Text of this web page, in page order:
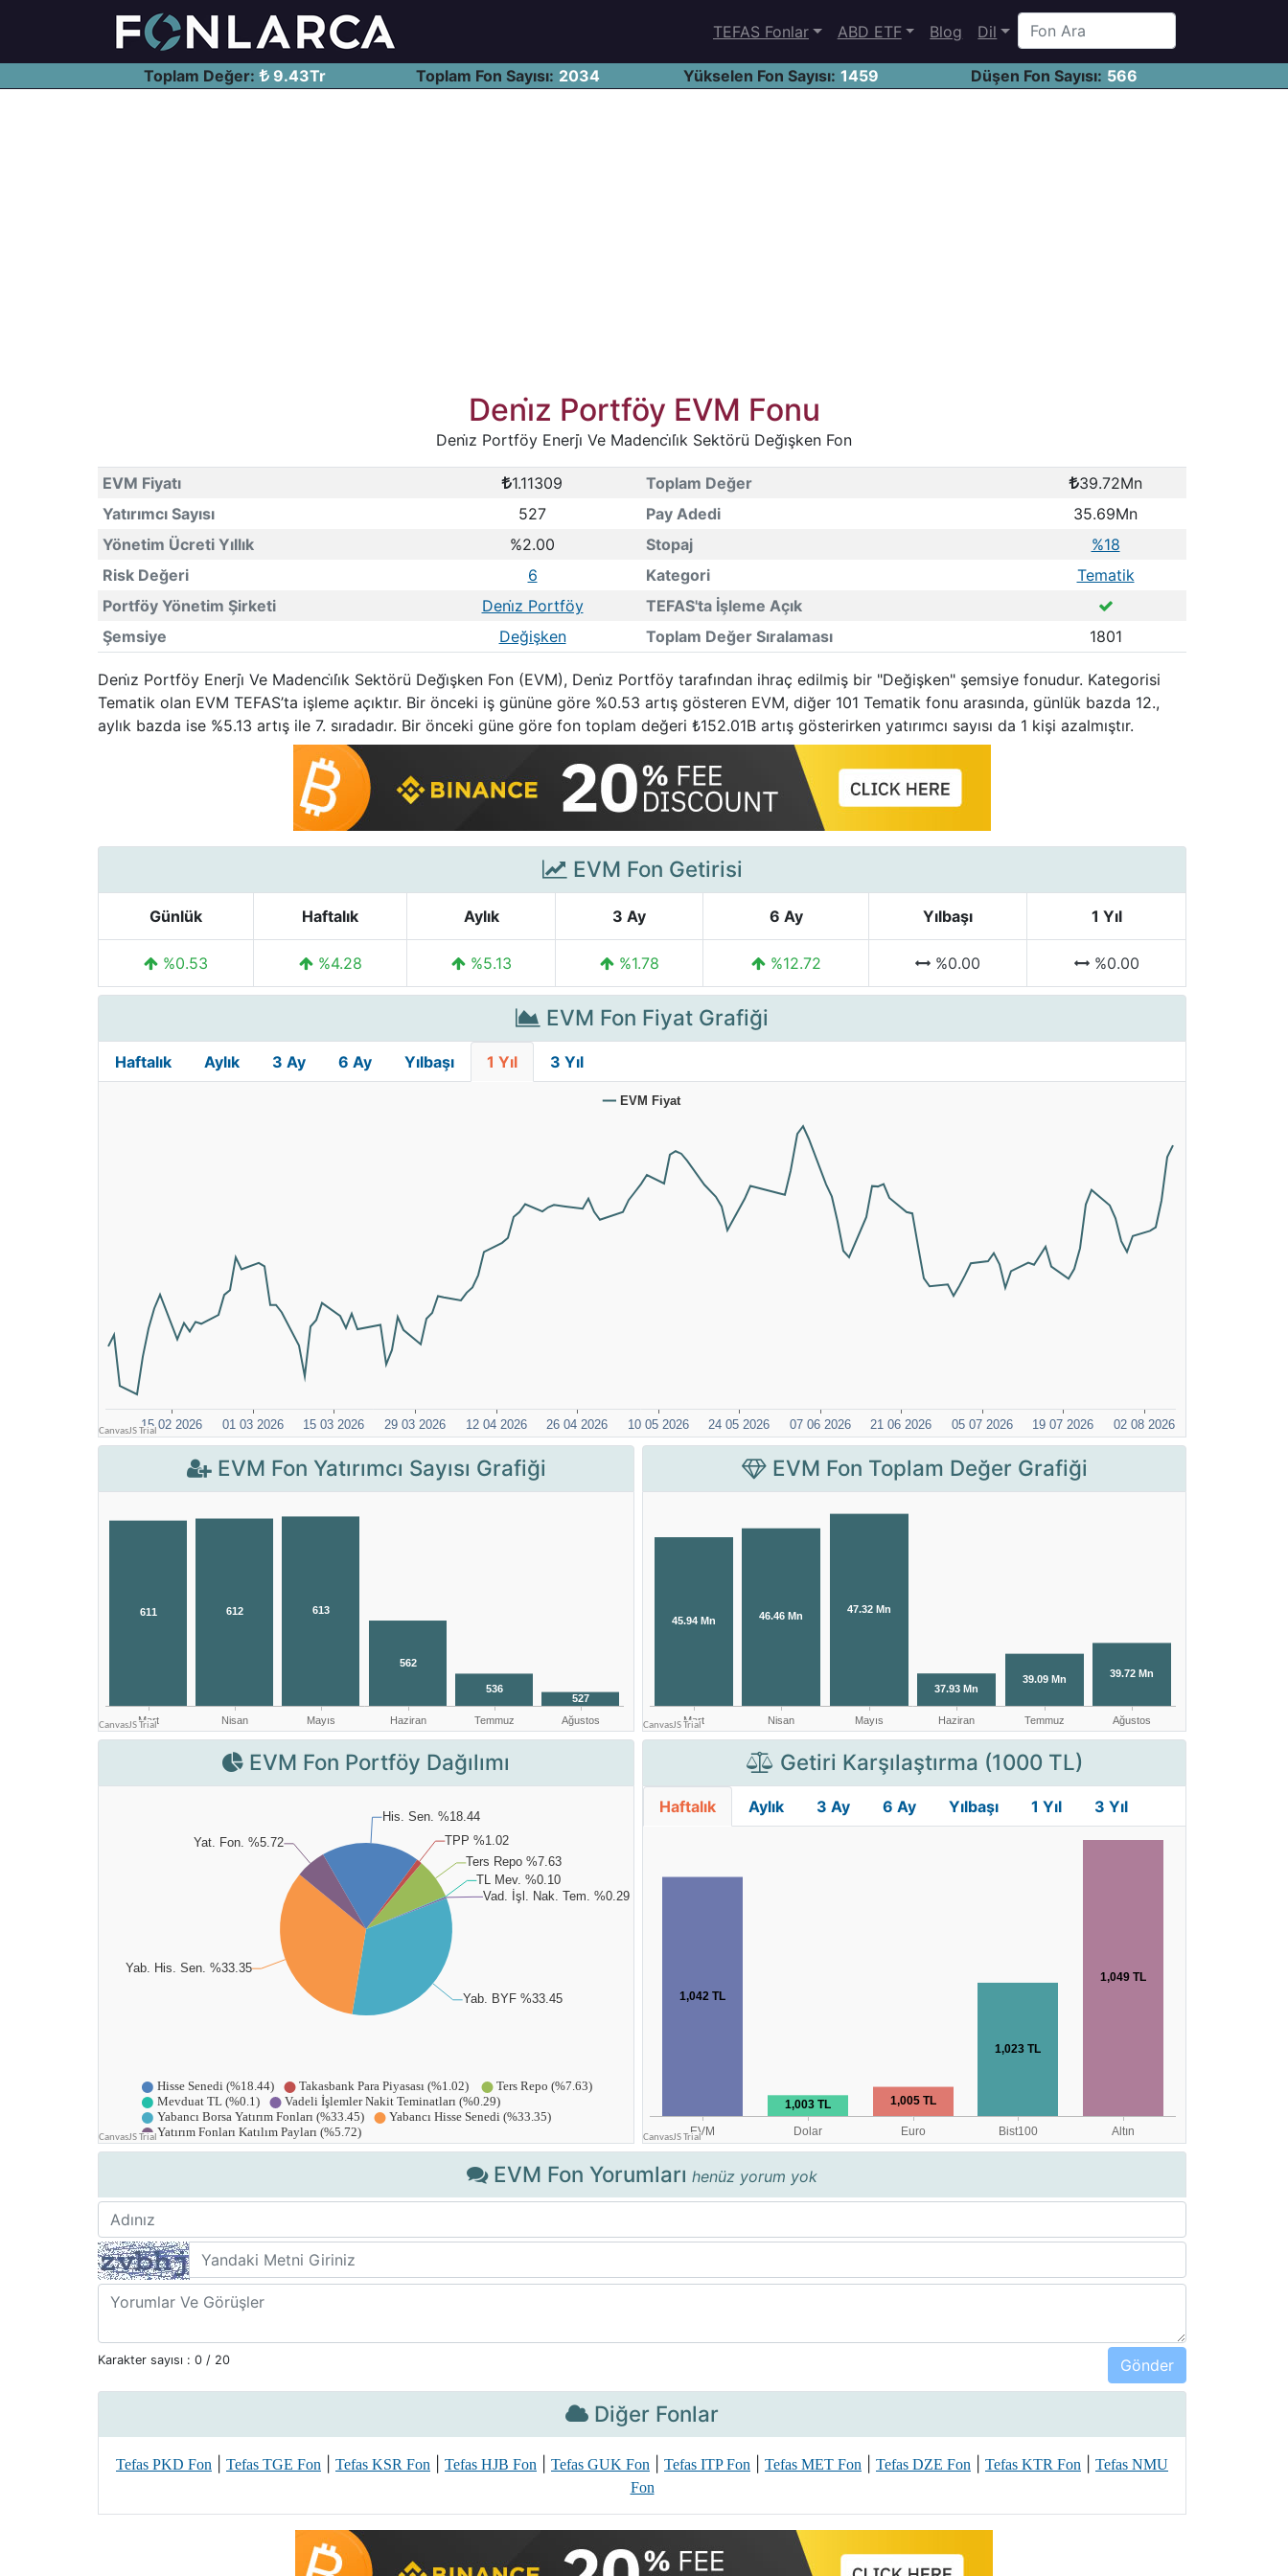
TEFAS Fonlar ABD ETF Blog Dil
Toplam Değer: 9.43Tr Toplam Fon Sayısı: 2034 Yükselen Fon Sayısı: 1459 Düşen Fon Sayısı: 566
Deni̇z Portföy EVM Fonu
Deni̇z Portföy Enerji̇ Ve Madenci̇li̇k Sektörü Deği̇şken Fon
EVM Fiyatı 1.11309 Toplam Değer
39.72Mn
Yatırımcı Sayısı
527 Pay Adedi
35.69Mn
Yönetim Ücreti Yıllık
%2.00 Stopaj
%18
Risk Değeri
6 Kategori
Tematik
Portföy Yönetim Şirketi
Deni̇z Portföy
TEFAS'ta İşleme Açık
Şemsiye
Değişken Toplam Değer Sıralaması 1801
Deni̇z Portföy Enerji̇ Ve Madenci̇li̇k Sektörü Deği̇şken Fon (EVM), Deni̇z Portföy tarafından ihraç edilmiş bir "Değişken" şemsiye fonudur. Kategorisi
Tematik olan EVM TEFAS’ta işleme açıktır. Bir önceki iş gününe göre %0.53 artış gösteren EVM, diğer 101 Tematik fonu arasında, günlük bazda 12.,
aylık bazda ise %5.13 artış ile 7. sıradadır. Bir önceki güne göre fon toplam değeri ₺152.01B artış gösterirken yatırımcı sayısı da 1 kişi azalmıştır.
EVM Fon Getirisi
Günlük Haftalık Aylık 3 Ay 6 Ay Yılbaşı 1 Yıl
%0.53 %4.28 %5.13 %1.78 %12.72 %0.00 %0.00
EVM Fon Fiyat Grafiği
Haftalık Aylık 3 Ay 6 Ay Yılbaşı 1 Yıl 3 Yıl
EVM Fon Yatırımcı Sayısı Grafiği EVM Fon Toplam Değer Grafiği
EVM Fon Portföy Dağılımı Getiri Karşılaştırma (1000 TL)
Haftalık Aylık 3 Ay 6 Ay Yılbaşı 1 Yıl 3 Yıl
EVM Fon Yorumları henüz yorum yok
Karakter sayısı : 0 / 20
Diğer Fonlar
Tefas PKD Fon Tefas TGE Fon Tefas KSR Fon Tefas HJB Fon Tefas GUK Fon Tefas ITP Fon Tefas MET Fon Tefas DZE Fon Tefas KTR Fon
Tefas NMU
Fon